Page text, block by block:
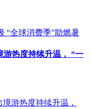
游热度持续升温， “一